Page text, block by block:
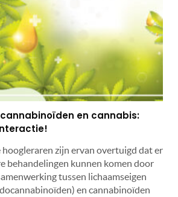
en cannabis:
hoogleraren zijn ervan overtuigd dat er
behandelingen kunnen komen door
tussen lichaamseigen
en cannabinoïden